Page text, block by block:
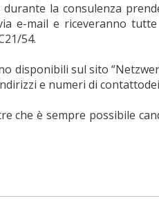
la consulenza
e-mail e riceveranno
54.
disponibili sul sito
e numeri di
che è sempre possibile